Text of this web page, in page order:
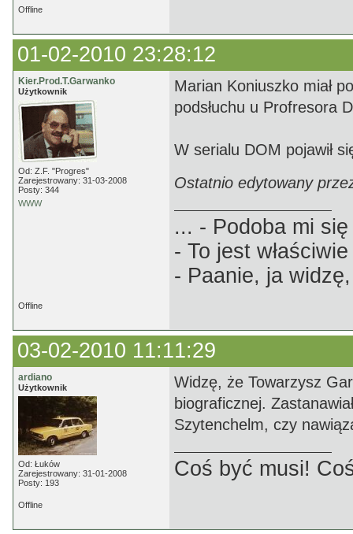
Offline
01-02-2010 23:28:12
Kier.Prod.T.Garwanko
Użytkownik
Od: Z.F. "Progres"
Zarejestrowany: 31-03-2008
Posty: 344
WWW
Marian Koniuszko miał
podsłuchu u Profresora
W serialu DOM pojawił
Ostatnio edytowany
... - Podoba mi
- To jest
- Paanie, ja
Offline
03-02-2010 11:11:29
ardiano
Użytkownik
Od: Łuków
Zarejestrowany: 31-01-2008
Posty: 193
Widzę, że Towarzysz
biograficznej.
Szytenchelm, czy
Coś być musi!
Offline